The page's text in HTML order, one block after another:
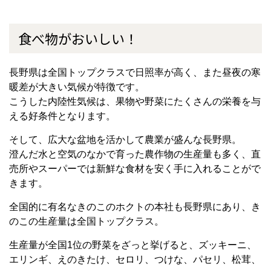
食べ物がおいしい！
長野県は全国トップクラスで日照率が高く、また昼夜の寒
暖差が大きい気候が特徴です。
こうした内陸性気候は、果物や野菜にたくさんの栄養を与
える好条件となります。
そして、広大な盆地を活かして農業が盛んな長野県。
澄んだ水と空気のなかで育った農作物の生産量も多く、直
売所やスーパーでは新鮮な食材を安く手に入れることがで
きます。
全国的に有名なきのこのホクトの本社も長野県にあり、き
のこの生産量は全国トップクラス。
生産量が全国1位の野菜をざっと挙げると、ズッキーニ、
エリンギ、えのきたけ、セロリ、つけな、パセリ、松茸、